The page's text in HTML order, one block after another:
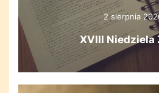
2 sierpnia
XVIII Niedziela